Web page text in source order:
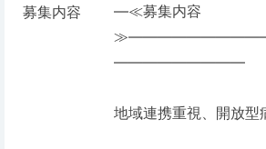
募集内容
―≪募集内容
―――――――――
地域連携重視、開放型